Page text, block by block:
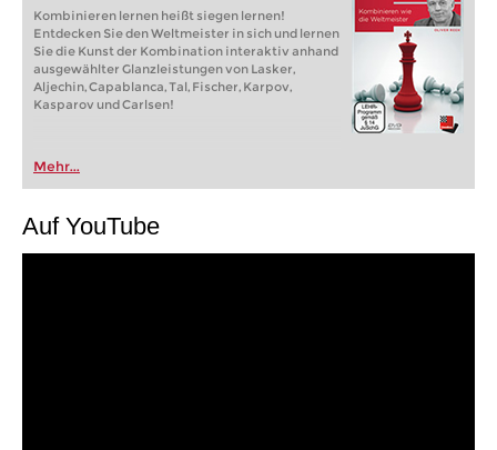
Kombinieren lernen heißt siegen lernen!
Entdecken Sie den Weltmeister in sich und lernen
Sie die Kunst der Kombination interaktiv anhand
ausgewählter Glanzleistungen von Lasker,
Aljechin, Capablanca, Tal, Fischer, Karpov,
Kasparov und Carlsen!
Mehr...
Auf YouTube